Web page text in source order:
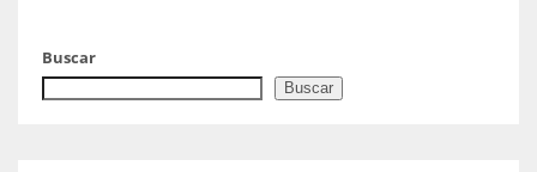
Buscar
Buscar